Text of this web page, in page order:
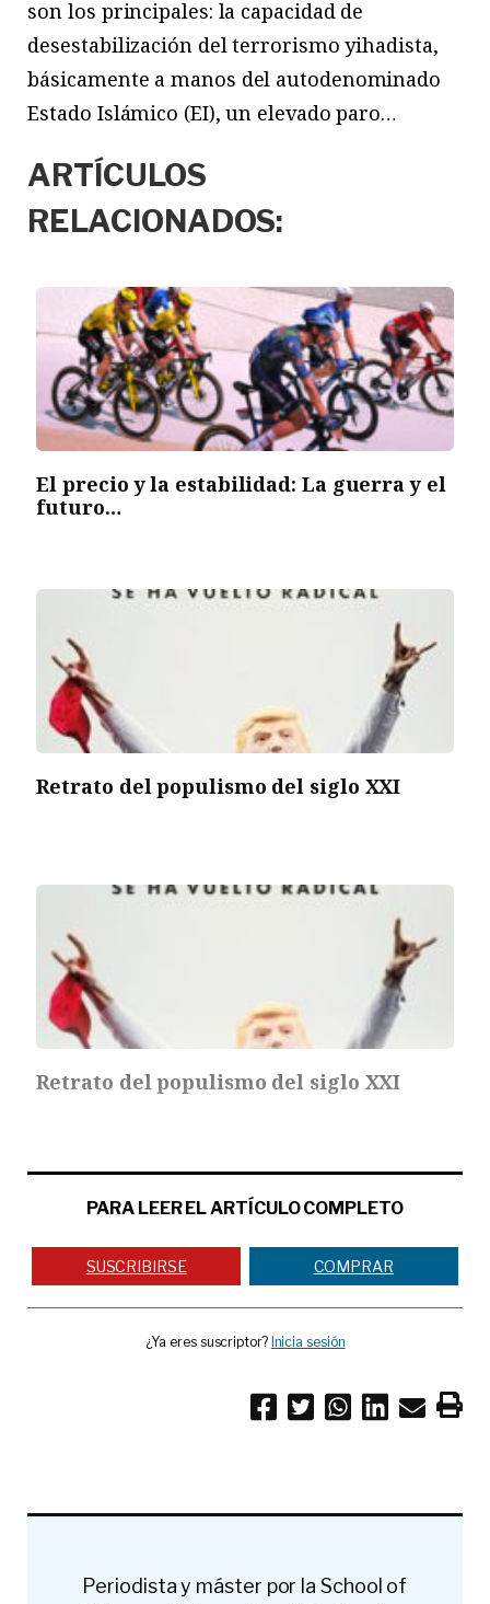
son los principales: la capacidad de
desestabilización del terrorismo yihadista,
básicamente a manos del autodenominado
Estado Islámico (EI), un elevado paro…
ARTÍCULOS
RELACIONADOS:
El precio y la estabilidad: La guerra y el
futuro…
Retrato del populismo del siglo XXI
Retrato del populismo del siglo XXI
PARA LEER EL ARTÍCULO COMPLETO
SUSCRIBIRSE COMPRAR
¿Ya eres suscriptor? Inicia sesión
Periodista y máster por la School of